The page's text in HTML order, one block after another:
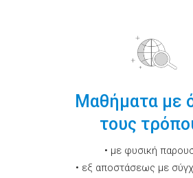
Μαθήματα με
τους
• με φυσική
• εξ αποστάσεως με